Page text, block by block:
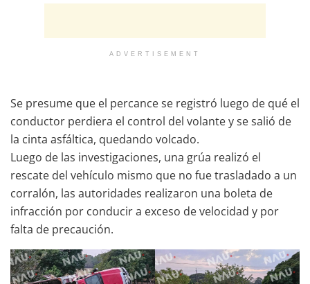
ADVERTISEMENT
Se presume que el percance se registró luego de qué el
conductor perdiera el control del volante y se salió de
la cinta asfáltica, quedando volcado.
Luego de las investigaciones, una grúa realizó el
rescate del vehículo mismo que no fue trasladado a un
corralón, las autoridades realizaron una boleta de
infracción por conducir a exceso de velocidad y por
falta de precaución.